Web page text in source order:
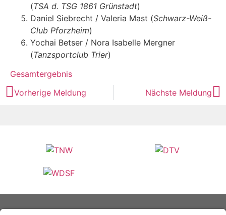
(TSA d. TSG 1861 Grünstadt)
Daniel Siebrecht / Valeria Mast (Schwarz-Weiß-
Club Pforzheim)
Yochai Betser / Nora Isabelle Mergner
(Tanzsportclub Trier)
Gesamtergebnis
Vorherige Meldung
Nächste Meldung